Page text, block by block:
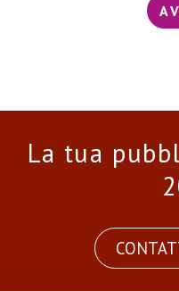
La tua